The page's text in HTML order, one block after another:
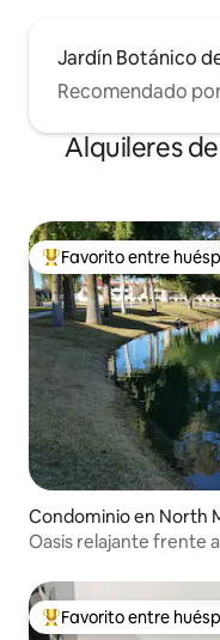
Jardín Botánico
Recomendado
Alquileres
De los mejores en
Favorito entre
Condominio en North
Oasis relajante frente
De los mejores en
Favorito entre